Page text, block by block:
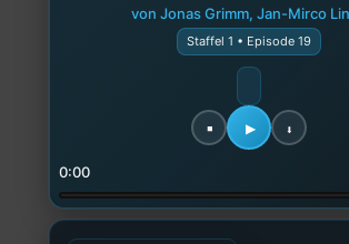
von Jonas Grimm, Jan-Mirco
Staffel 1 • Episode 19
0:00